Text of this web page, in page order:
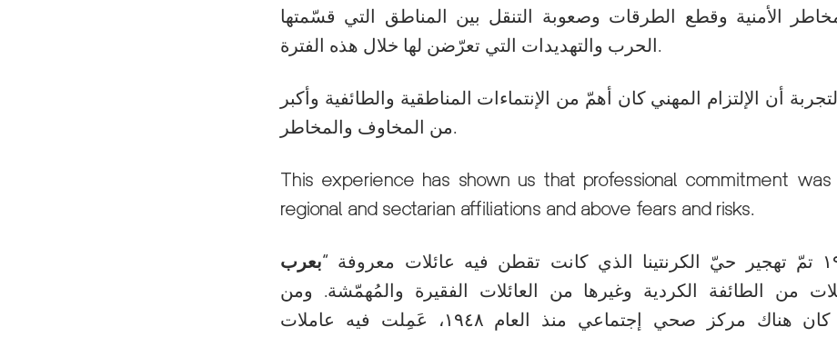
الأمنية وقطع الطرقات وصعوبة التنقل بين المناطق التي قسّمتها
الحرب والتهديدات التي تعرّضن لها خلال هذه الفترة.
أن الإلتزام المهني كان أهمّ من الإنتماءات المناطقية والطائفية وأكبر
من المخاوف والمخاطر.
This experience has shown us that professional commitment
regional and sectarian affiliations and above fears and risks.
بعرب
من الطائفة الكردية وغيرها من العائلات الفقيرة والمُهمّشة. ومن
المعروف أنه كان هناك مركز صحي إجتماعي منذ العام ۱۹٤۸، عَمِلت فيه عاملات